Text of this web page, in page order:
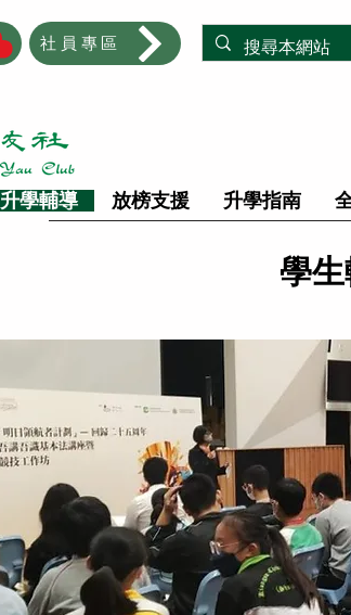
社員專區
升學輔導 放榜支援 升學指南
學
服務與時並進 為